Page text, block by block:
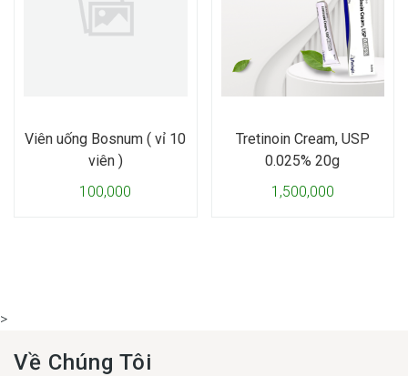
Viên uống Bosnum ( vỉ 10
viên )
100,000
Tretinoin Cream, USP
0.025% 20g
1,500,000
>
Về Chúng Tôi